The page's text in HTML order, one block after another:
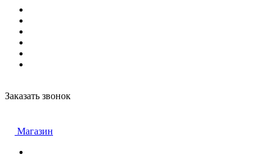
Заказать звонок
Магазин